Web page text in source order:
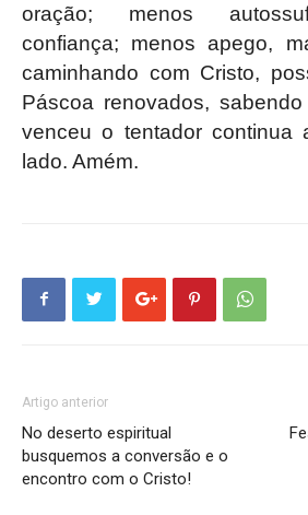
oração; menos
confiança; menos apego,
caminhando com Cristo,
Páscoa renovados,
venceu o tentador continua
lado. Amém.
Artigo anterior
No deserto espiritual
busquemos a conversão e o
encontro com o Cristo!